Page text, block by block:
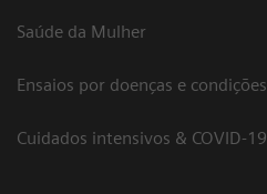
Saúde da Mulher
Ensaios por doenças e condições
Cuidados intensivos & COVID-19